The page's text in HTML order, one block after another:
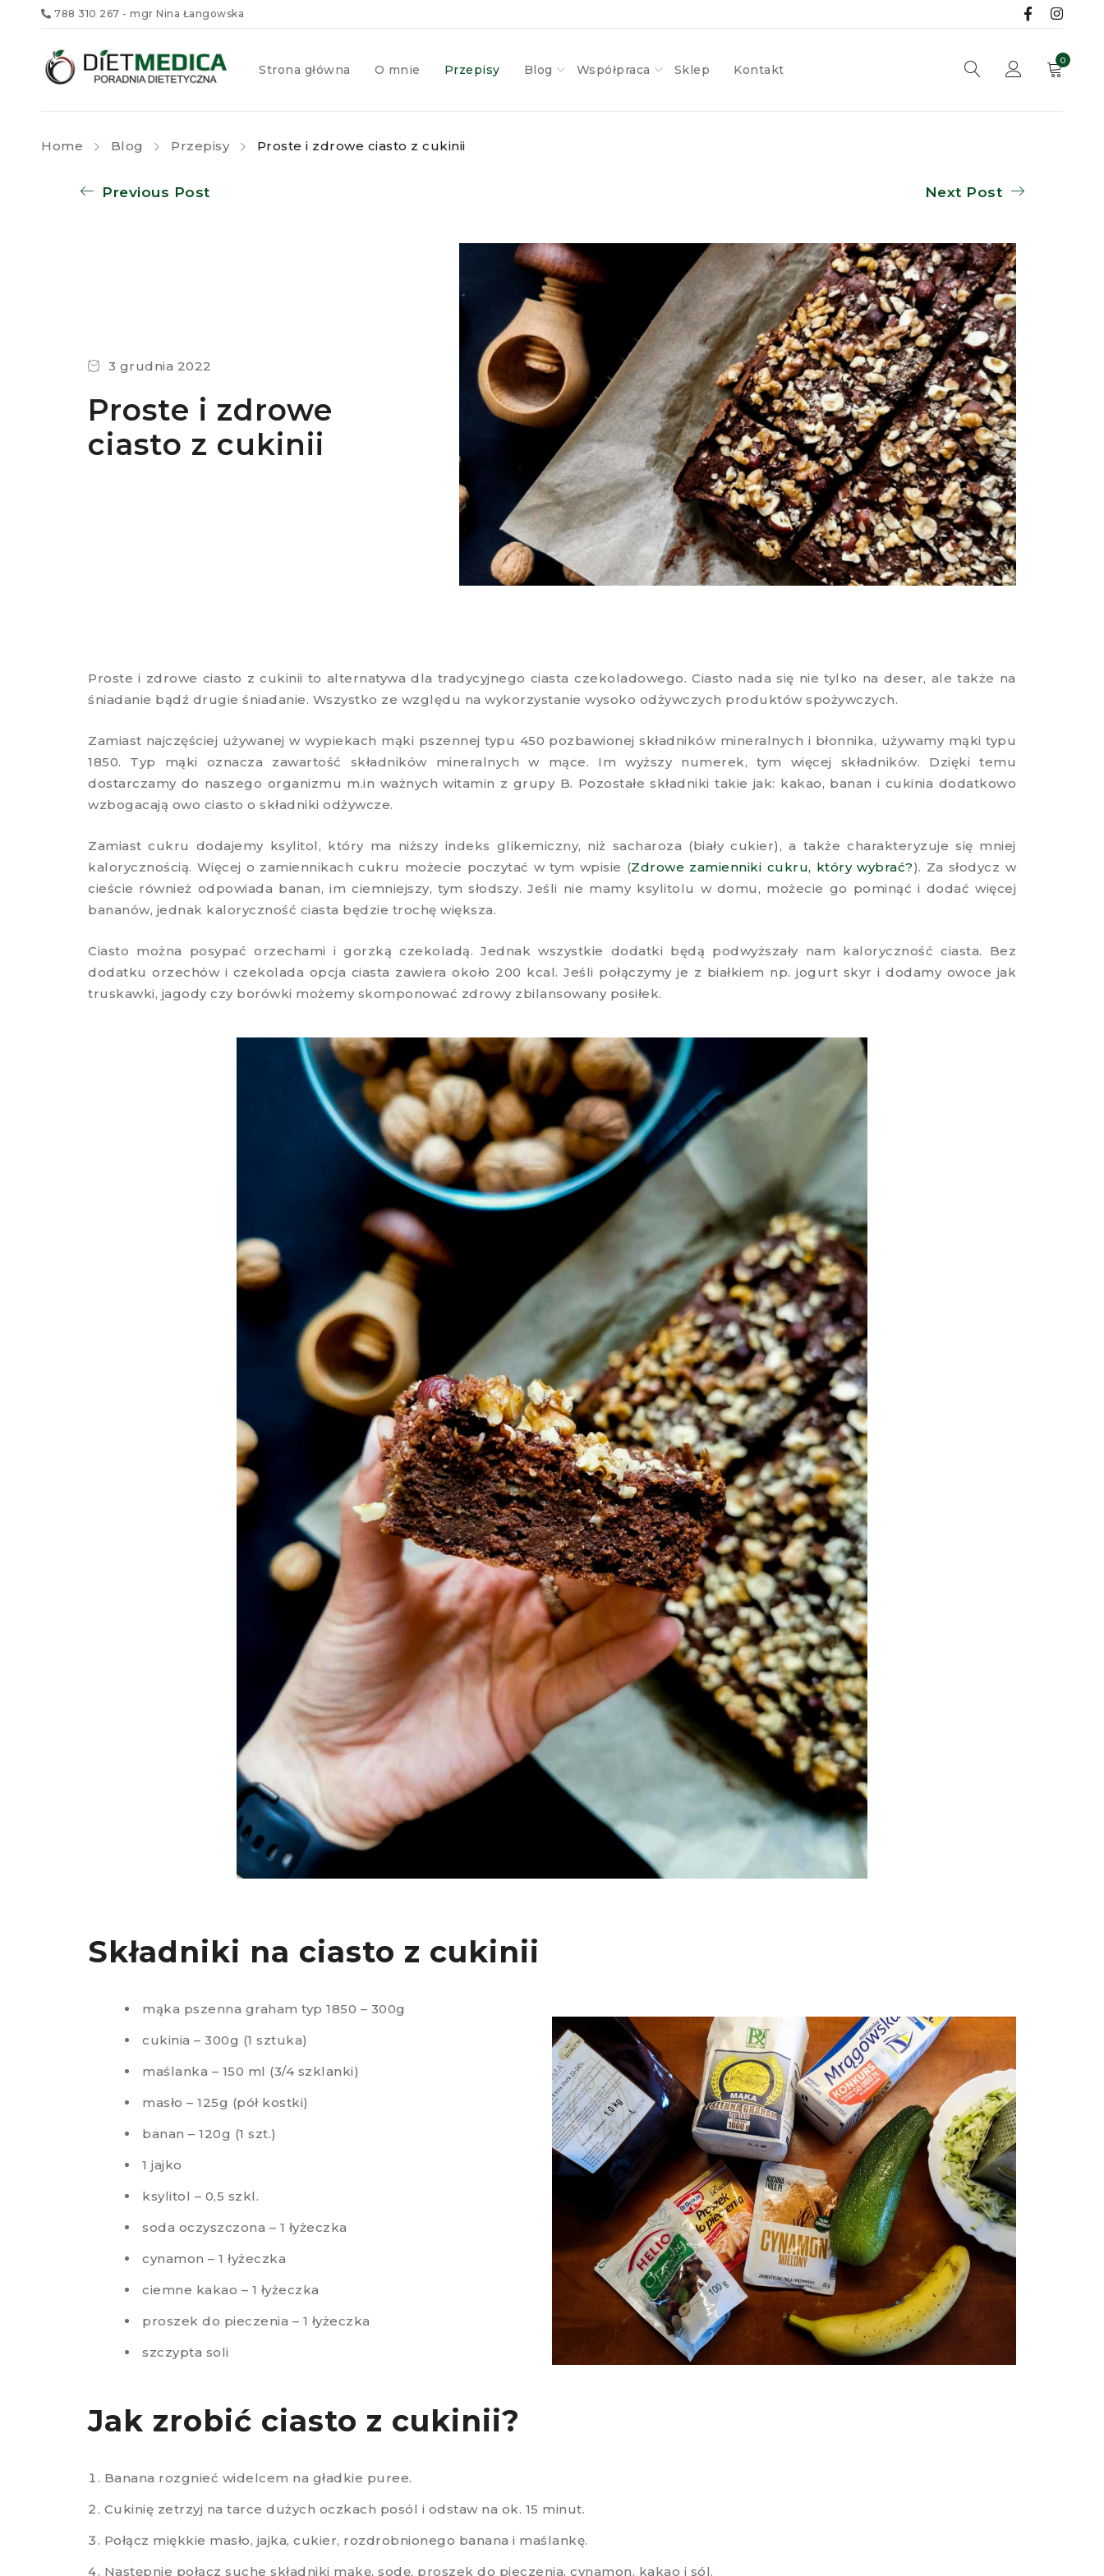
788 310 267 - mgr Nina Łangowska
Strona główna O mnie Przepisy Blog Współpraca Sklep Kontakt
0
Home Blog Przepisy Proste i zdrowe ciasto z cukinii
Previous Post Next Post
3 grudnia 2022
Proste i zdrowe
ciasto z cukinii
Proste i zdrowe ciasto z cukinii to alternatywa dla tradycyjnego ciasta czekoladowego. Ciasto nada się nie tylko na deser, ale także na
śniadanie bądź drugie śniadanie. Wszystko ze względu na wykorzystanie wysoko odżywczych produktów spożywczych.
Zamiast najczęściej używanej w wypiekach mąki pszennej typu 450 pozbawionej składników mineralnych i błonnika, używamy mąki typu
1850. Typ mąki oznacza zawartość składników mineralnych w mące. Im wyższy numerek, tym więcej składników. Dzięki temu
dostarczamy do naszego organizmu m.in ważnych witamin z grupy B. Pozostałe składniki takie jak: kakao, banan i cukinia dodatkowo
wzbogacają owo ciasto o składniki odżywcze.
Zamiast cukru dodajemy ksylitol, który ma niższy indeks glikemiczny, niż sacharoza (biały cukier), a także charakteryzuje się mniej
kalorycznością. Więcej o zamiennikach cukru możecie poczytać w tym wpisie (Zdrowe zamienniki cukru, który wybrać?). Za słodycz w
cieście również odpowiada banan, im ciemniejszy, tym słodszy. Jeśli nie mamy ksylitolu w domu, możecie go pominąć i dodać więcej
bananów, jednak kaloryczność ciasta będzie trochę większa.
Ciasto można posypać orzechami i gorzką czekoladą. Jednak wszystkie dodatki będą podwyższały nam kaloryczność ciasta. Bez
dodatku orzechów i czekolada opcja ciasta zawiera około 200 kcal. Jeśli połączymy je z białkiem np. jogurt skyr i dodamy owoce jak
truskawki, jagody czy borówki możemy skomponować zdrowy zbilansowany posiłek.
Składniki na ciasto z cukinii​
mąka pszenna graham typ 1850 – 300g
cukinia – 300g (1 sztuka)
maślanka – 150 ml (3/4 szklanki)
masło – 125g (pół kostki)
banan – 120g (1 szt.)
1 jajko
ksylitol – 0,5 szkl.
soda oczyszczona – 1 łyżeczka
cynamon – 1 łyżeczka
ciemne kakao – 1 łyżeczka
proszek do pieczenia – 1 łyżeczka
szczypta soli
Jak zrobić ciasto z cukinii?
Banana rozgnieć widelcem na gładkie puree.
Cukinię zetrzyj na tarce dużych oczkach posól i odstaw na ok. 15 minut.
Połącz miękkie masło, jajka, cukier, rozdrobnionego banana i maślankę.
Następnie połącz suche składniki mąkę, sodę, proszek do pieczenia, cynamon, kakao i sól.